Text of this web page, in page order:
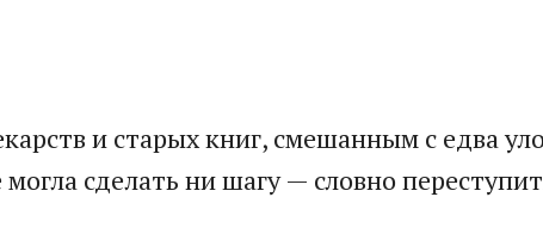
и старых книг, смешанным с едва
сделать ни шагу — словно